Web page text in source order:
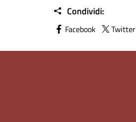
Condividi:
Facebook Twitter